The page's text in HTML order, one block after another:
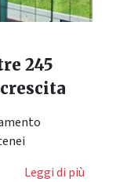
245
Leggi di più